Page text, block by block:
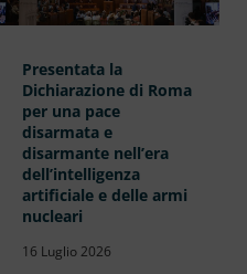
Presentata la
Dichiarazione di Roma
per una pace
disarmata e
disarmante nell’era
dell’intelligenza
artificiale e delle armi
nucleari
16 Luglio 2026